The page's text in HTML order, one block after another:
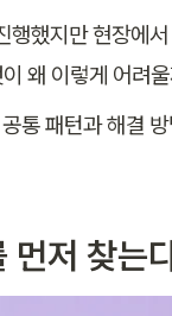
했지만 현장에
왜 이렇게 어려
통 패턴과 해결
먼저 찾는